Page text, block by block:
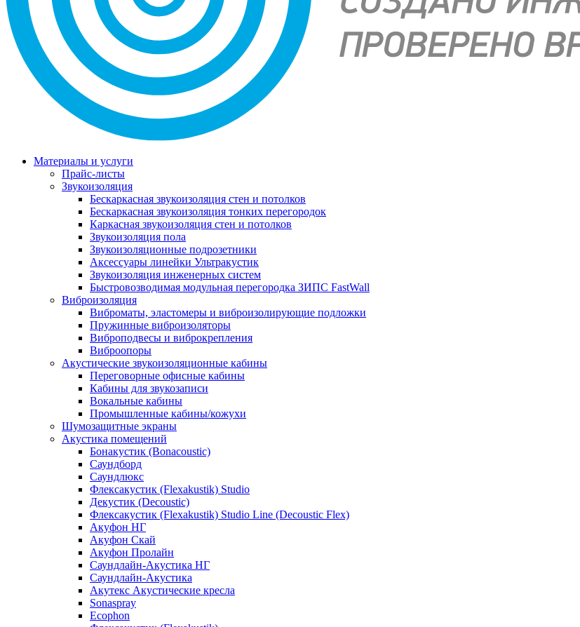
Материалы и услуги
Прайс-листы
Звукоизоляция
Бескаркасная звукоизоляция стен и потолков
Бескаркасная звукоизоляция тонких перегородок
Каркасная звукоизоляция стен и потолков
Звукоизоляция пола
Звукоизоляционные подрозетники
Аксессуары линейки Ультракустик
Звукоизоляция инженерных систем
Быстровозводимая модульная перегородка ЗИПС FastWall
Виброизоляция
Виброматы, эластомеры и виброизолирующие подложки
Пружинные виброизоляторы
Виброподвесы и виброкрепления
Виброопоры
Акустические звукоизоляционные кабины
Переговорные офисные кабины
Кабины для звукозаписи
Вокальные кабины
Промышленные кабины/кожухи
Шумозащитные экраны
Акустика помещений
Бонакустик (Bonacoustic)
Саундборд
Саундлюкс
Флексакустик (Flexakustik) Studio
Декустик (Decoustic)
Флексакустик (Flexakustik) Studio Line (Decoustic Flex)
Акуфон НГ
Акуфон Скай
Акуфон Пролайн
Саундлайн-Акустика НГ
Саундлайн-Акустика
Акутекс Акустические кресла
Sonaspray
Ecophon